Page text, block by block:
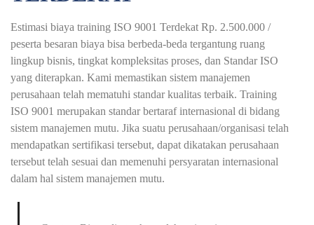
Estimasi biaya training ISO 9001 Terdekat Rp. 2.500.000 /
peserta besaran biaya bisa berbeda-beda tergantung ruang
lingkup bisnis, tingkat kompleksitas proses, dan Standar ISO
yang diterapkan. Kami memastikan sistem manajemen
perusahaan telah mematuhi standar kualitas terbaik. Training
ISO 9001 merupakan standar bertaraf internasional di bidang
sistem manajemen mutu. Jika suatu perusahaan/organisasi telah
mendapatkan sertifikasi tersebut, dapat dikatakan perusahaan
tersebut telah sesuai dan memenuhi persyaratan internasional
dalam hal sistem manajemen mutu.